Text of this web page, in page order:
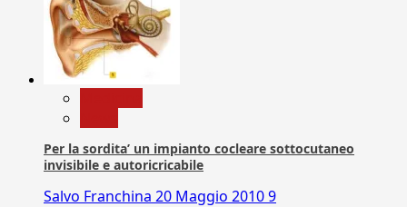
Per la sordita’ un impianto cocleare sottocutaneo
invisibile e autoricricabile
Salvo Franchina 20 Maggio 20109